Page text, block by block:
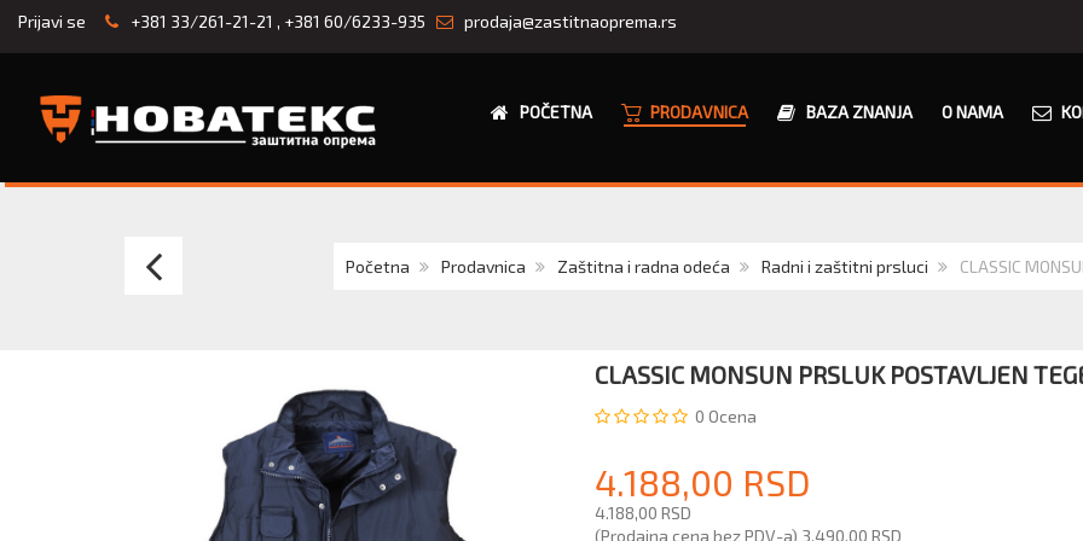
Prijavi se +381 33/261-21-21 , +381 60/6233-935 prodaja@zastitnaoprema.rs
POČETNA PRODAVNICA BAZA ZNANJA O NAMA
Početna Prodavnica Zaštitna i radna odeća Radni i zaštitni prsluci CLASSIC
PRSLUK
CLASSIC MONSUN PRSLUK POSTAVLJEN
0 Ocena
4.188,00 RSD
4.188,00 RSD
(Prodajna cena bez PDV-a) 3.490,00 RSD